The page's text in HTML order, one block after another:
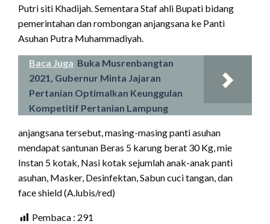
Putri siti Khadijah. Sementara Staf ahli Bupati bidang
pemerintahan dan rombongan anjangsana ke Panti
Asuhan Putra Muhammadiyah.
Baca Juga Buka Musrenbangtan
2021, Gubernur Minta Jajaran
Pertanian Optimalkan Keunggulan
Kompetitif Pertanian Lampung
anjangsana tersebut, masing-masing panti asuhan
mendapat santunan Beras 5 karung berat 30 Kg, mie
Instan 5 kotak, Nasi kotak sejumlah anak-anak panti
asuhan, Masker, Desinfektan, Sabun cuci tangan, dan
face shield (A.lubis/red)
Pembaca : 291